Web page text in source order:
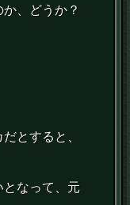
、どうか？
とすると、
となって、元